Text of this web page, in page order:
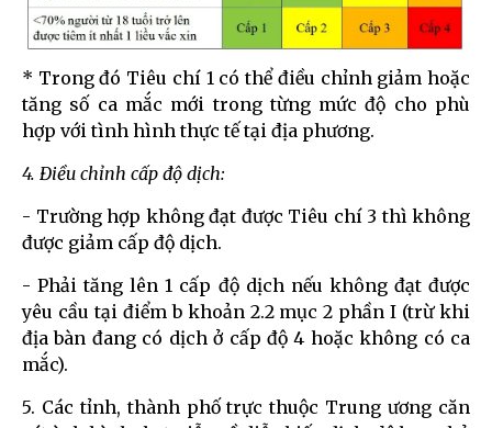
* Trong đó Tiêu chí 1 có thể điều chỉnh giảm hoặc
tăng số ca mắc mới trong từng mức độ cho phù
hợp với tình hình thực tế tại địa phương.
4. Điều chỉnh cấp độ dịch:
- Trường hợp không đạt được Tiêu chí 3 thì không
được giảm cấp độ dịch.
- Phải tăng lên 1 cấp độ dịch nếu không đạt được
yêu cầu tại điểm b khoản 2.2 mục 2 phần I (trừ khi
địa bàn đang có dịch ở cấp độ 4 hoặc không có ca
mắc).
5. Các tỉnh, thành phố trực thuộc Trung ương căn